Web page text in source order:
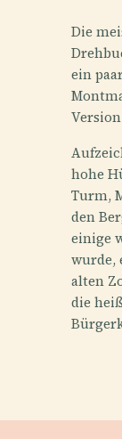
Die
ein
hohe
Turm,
den
einige
wurde,
alten
die